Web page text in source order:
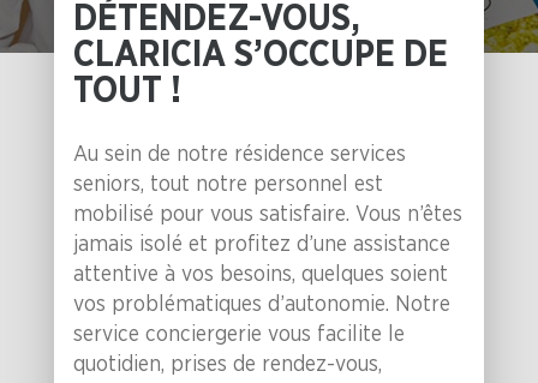
DÉTENDEZ-VOUS,
CLARICIA S’OCCUPE DE
TOUT !
Au sein de notre résidence services
seniors, tout notre personnel est
mobilisé pour vous satisfaire. Vous n’êtes
jamais isolé et profitez d’une assistance
attentive à vos besoins, quelques soient
vos problématiques d’autonomie. Notre
service conciergerie vous facilite le
quotidien, prises de rendez-vous,